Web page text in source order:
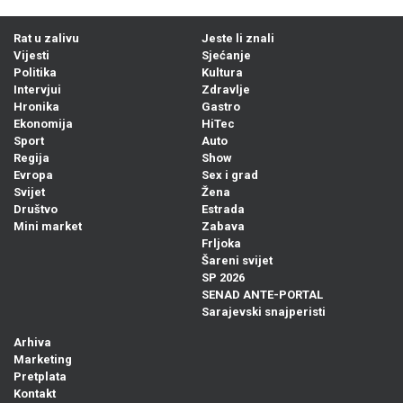
Rat u zalivu
Vijesti
Politika
Intervjui
Hronika
Ekonomija
Sport
Regija
Evropa
Svijet
Društvo
Mini market
Jeste li znali
Sjećanje
Kultura
Zdravlje
Gastro
HiTec
Auto
Show
Sex i grad
Žena
Estrada
Zabava
Frljoka
Šareni svijet
SP 2026
SENAD ANTE-PORTAL
Sarajevski snajperisti
Arhiva
Marketing
Pretplata
Kontakt